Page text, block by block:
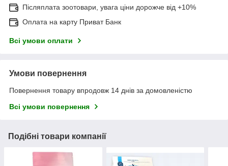
Післяплата зоотовари, увага ціни дорожче від +10%
Оплата на карту Приват Банк
Всі умови оплати
Умови повернення
Повернення товару впродовж 14 днів за домовленістю
Всі умови повернення
Подібні товари компанії